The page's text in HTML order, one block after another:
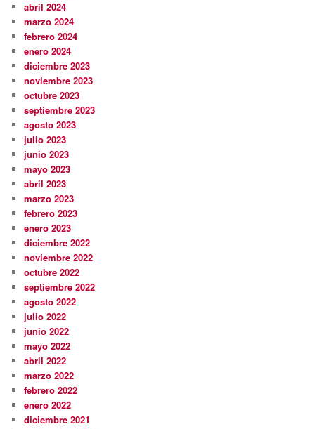
abril 2024
marzo 2024
febrero 2024
enero 2024
diciembre 2023
noviembre 2023
octubre 2023
septiembre 2023
agosto 2023
julio 2023
junio 2023
mayo 2023
abril 2023
marzo 2023
febrero 2023
enero 2023
diciembre 2022
noviembre 2022
octubre 2022
septiembre 2022
agosto 2022
julio 2022
junio 2022
mayo 2022
abril 2022
marzo 2022
febrero 2022
enero 2022
diciembre 2021